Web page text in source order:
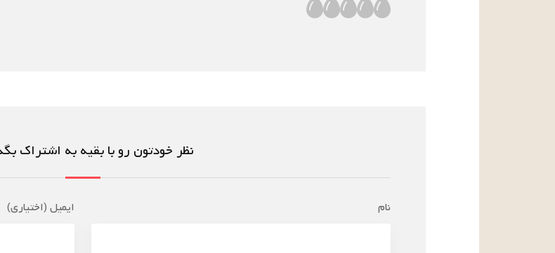
نظر خودتون رو با بقیه به اشتراک
نام ایمیل (اختیاری)